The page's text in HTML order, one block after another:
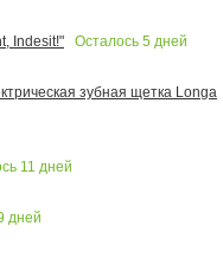
Indesit!"
Осталось 5 дней
зубная щетка Longa
11 дней
дней